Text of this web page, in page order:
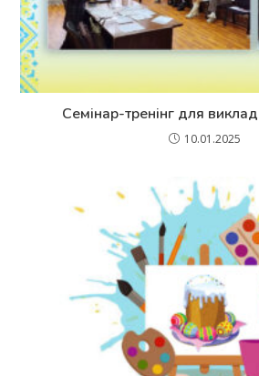
Семінар-тренінг для
10.01.2025